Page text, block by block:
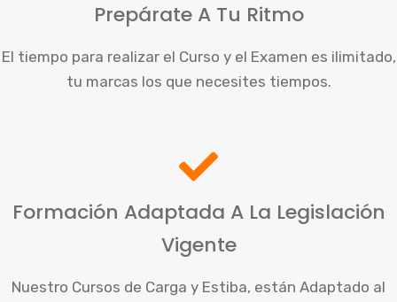
Prepárate A Tu Ritmo
El tiempo para realizar el Curso y el Examen es ilimitado,
tu marcas los que necesites tiempos.
Formación Adaptada A La Legislación
Vigente
Nuestro Cursos de Carga y Estiba, están Adaptado al